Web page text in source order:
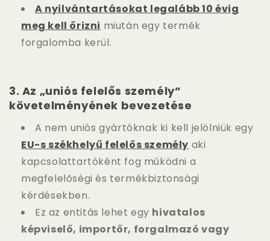
A nyilvántartásokat legalább 10 évig
meg kell őrizni miután egy termék
forgalomba kerül.
3. Az „uniós felelős személy”
követelményének bevezetése
A nem uniós gyártóknak ki kell jelölniük egy
EU-s székhelyű felelős személy aki
kapcsolattartóként fog működni a
megfelelőségi és termékbiztonsági
kérdésekben.
Ez az entitás lehet egy hivatalos
képviselő, importőr, forgalmazó vagy